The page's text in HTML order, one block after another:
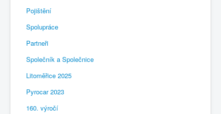
Pojištění
Spolupráce
Partneři
Společník a Společnice
Litoměřice 2025
Pyrocar 2023
160. výročí